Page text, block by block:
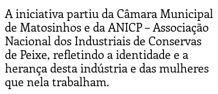
A iniciativa partiu da Câmara Municipal
de Matosinhos e da ANICP – Associação
Nacional dos Industriais de Conservas
de Peixe, refletindo a identidade e a
herança desta indústria e das mulheres
que nela trabalham.